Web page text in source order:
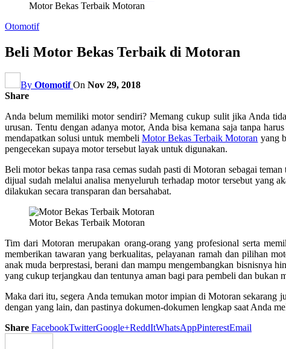
Motor Bekas Terbaik Motoran
Otomotif
Beli Motor Bekas Terbaik di Motoran
By Otomotif On Nov 29, 2018
Share
Anda belum memiliki motor sendiri? Memang cukup sulit jika Anda
urusan. Tentu dengan adanya motor, Anda bisa kemana saja tanpa
mendapatkan solusi untuk membeli Motor Bekas Terbaik Motoran yang
pengecekan supaya motor tersebut layak untuk digunakan.
Beli motor bekas tanpa rasa cemas sudah pasti di Motoran sebagai
dijual sudah melalui analisa menyeluruh terhadap motor tersebut yang
dilakukan secara transparan dan bersahabat.
Motor Bekas Terbaik Motoran
Tim dari Motoran merupakan orang-orang yang profesional serta
memberikan tawaran yang berkualitas, pelayanan ramah dan pilihan
anak muda berprestasi, berani dan mampu mengembangkan bisnisnya
yang cukup terjangkau dan tentunya aman bagi para pembeli dan bukan
Maka dari itu, segera Anda temukan motor impian di Motoran sekarang
dengan yang lain, dan pastinya dokumen-dokumen lengkap saat Anda
Share FacebookTwitterGoogle+ReddItWhatsAppPinterestEmail